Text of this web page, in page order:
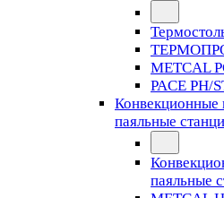
METCAL
PACE PH/
Конвекционные
паяльные
паяльные